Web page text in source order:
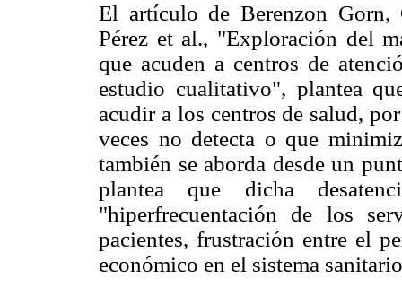
El artículo de Berenzon Gorn,
Pérez et al., "Exploración del
que acuden a centros de
estudio cualitativo", plantea
acudir a los centros de salud,
veces no detecta o que
también se aborda desde un
plantea que dicha
"hiperfrecuentación de los
pacientes, frustración entre el
económico en el sistema